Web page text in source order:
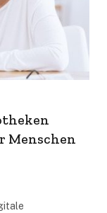
Menschen